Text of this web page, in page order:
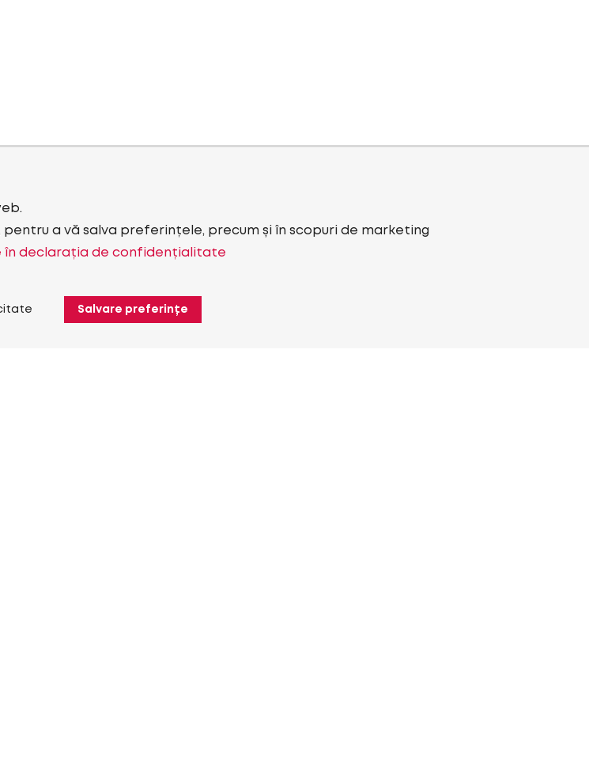
a vă salva preferințele, precum și în scopuri de marketing
în declarația de confidențialitate
Salvare preferințe